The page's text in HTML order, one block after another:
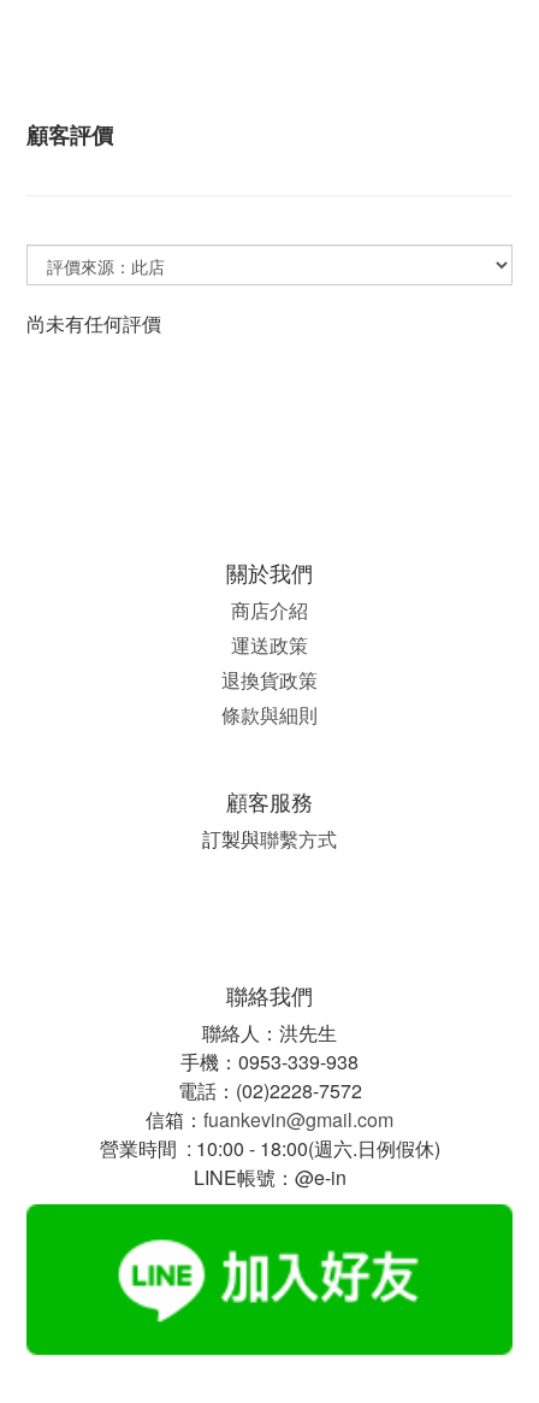
顧客評價
尚未有任何評價
關於我們
商店介紹
運送政策
退換貨政策
條款與細則
顧客服務
訂製與聯繫方式
聯絡我們
聯絡人：洪先生
手機：0953-339-938
電話：(02)2228-7572
信箱： fuankevin@gmail.com
營業時間 : 10:00 - 18:00(週六.日例假休)
LINE帳號：@e-in